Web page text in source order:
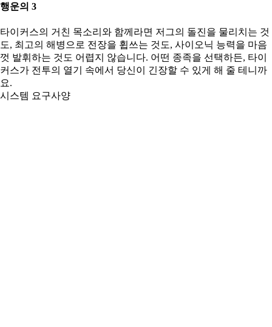
행운의 3
타이커스의 거친 목소리와 함께라면 저그의 돌진을 물리치는 것
도, 최고의 해병으로 전장을 휩쓰는 것도, 사이오닉 능력을 마음
껏 발휘하는 것도 어렵지 않습니다. 어떤 종족을 선택하든, 타이
커스가 전투의 열기 속에서 당신이 긴장할 수 있게 해 줄 테니까
요.
시스템 요구사양